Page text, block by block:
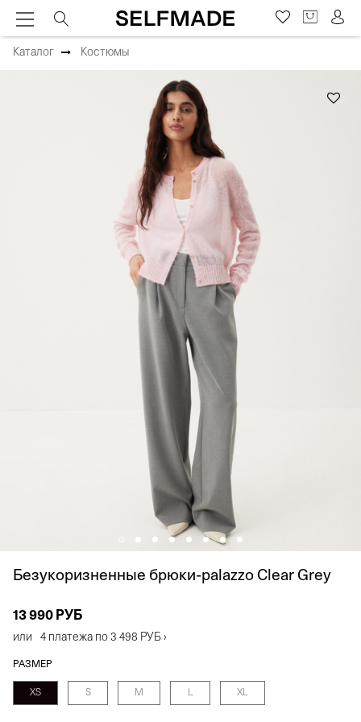
Каталог Костюмы
Безукоризненные брюки-palazzo Clear Grey
13 990 РУБ
или 4 платежа по 3 498 РУБ ›
РАЗМЕР
XS S M L XL